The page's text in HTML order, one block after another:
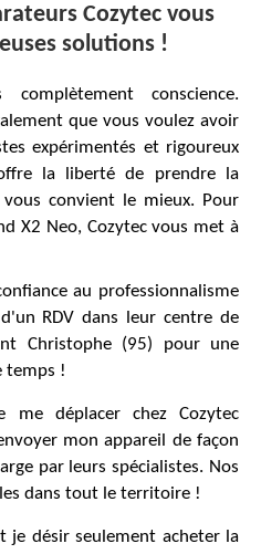
Cozytec vous
solutions !
conscience.
que vous voulez avoir
expérimentés et rigoureux
la liberté de prendre la
convient le mieux. Pour
X2 Neo, Cozytec vous met à
au professionnalisme
RDV dans leur centre de
Christophe (95) pour une
temps !
me déplacer chez Cozytec
mon appareil de façon
par leurs spécialistes. Nos
dans tout le territoire !
je désir seulement acheter la